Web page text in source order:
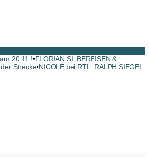
20.11.!•FLORIAN SILBEREISEN &
Strecke•NICOLE bei RTL: RALPH SIEGEL